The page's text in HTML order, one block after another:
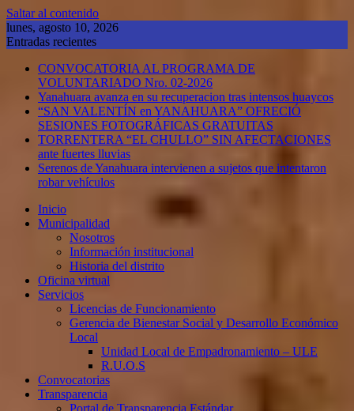
Saltar al contenido
lunes, agosto 10, 2026
Entradas recientes
CONVOCATORIA AL PROGRAMA DE
VOLUNTARIADO Nro. 02-2026
Yanahuara avanza en su recuperacion tras intensos huaycos
“SAN VALENTÍN en YANAHUARA” OFRECIÓ
SESIONES FOTOGRÁFICAS GRATUITAS
TORRENTERA “EL CHULLO” SIN AFECTACIONES
ante fuertes lluvias
Serenos de Yanahuara intervienen a sujetos que intentaron
robar vehículos
Inicio
Municipalidad
Nosotros
Información institucional
Historia del distrito
Oficina virtual
Servicios
Licencias de Funcionamiento
Gerencia de Bienestar Social y Desarrollo Económico
Local
Unidad Local de Empadronamiento – ULE
R.U.O.S
Convocatorias
Transparencia
Portal de Transparencia Estándar